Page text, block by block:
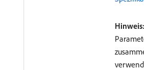
Hinweis: